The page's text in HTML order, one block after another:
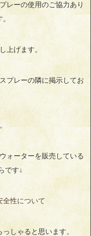
レーの使用のご協力あり
上げます。
プレーの隣に掲示してお
ォーターを販売している
です↓
全性について
しゃると思います。